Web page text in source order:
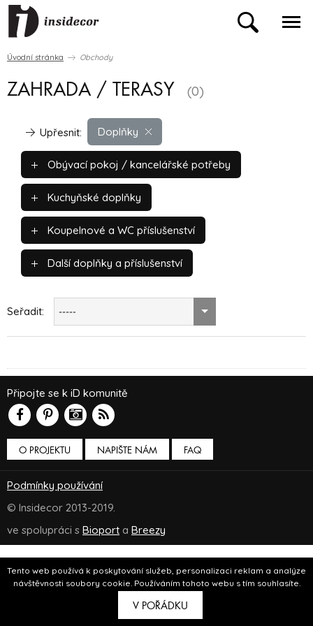
Tento web používá k poskytování služeb, personalizaci reklam a analýze
návštěvnosti soubory cookie. Používáním tohoto webu s tím souhlasíte.
V POŘÁDKU
Úvodní stránka Obchody
ZAHRADA / TERASY (0)
Doplňky
Upřesnit:
Obývací pokoj / kancelářské potřeby
Kuchyňské doplňky
Koupelnové a WC příslušenství
Další doplňky a příslušenství
Seřadit: -----
O PROJEKTU NAPIŠTE NÁM
Připojte se k iD komunitě
FAQ
Podmínky používání
© Insidecor 2013-2019.
ve spolupráci s Bioport a Breezy